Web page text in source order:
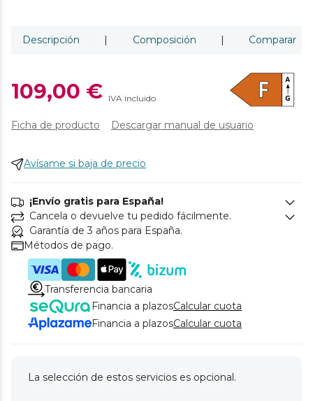
Descripción | Composición | Comparar
109,00 € IVA incluido
Ficha de producto Descargar manual de usuario
Avísame si baja de precio
¡Envío gratis para España!
Cancela o devuelve tu pedido fácilmente.
Garantía de 3 años para España.
Métodos de pago.
Transferencia bancaria
Financia a plazosCalcular cuota
Financia a plazosCalcular cuota
La selección de estos servicios es opcional.